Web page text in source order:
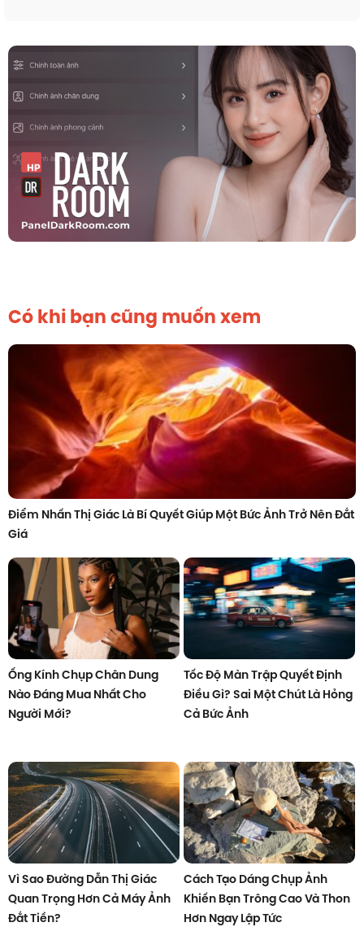
Có khi bạn cũng muốn xem
Điểm Nhấn Thị Giác Là Bí Quyết Giúp Một Bức Ảnh Trở Nên Đắt
Giá
Ống Kính Chụp Chân Dung
Nào Đáng Mua Nhất Cho
Người Mới?
Tốc Độ Màn Trập Quyết Định
Điều Gì? Sai Một Chút Là Hỏng
Cả Bức Ảnh
Vì Sao Đường Dẫn Thị Giác
Quan Trọng Hơn Cả Máy Ảnh
Đắt Tiền?
Cách Tạo Dáng Chụp Ảnh
Khiến Bạn Trông Cao Và Thon
Hơn Ngay Lập Tức